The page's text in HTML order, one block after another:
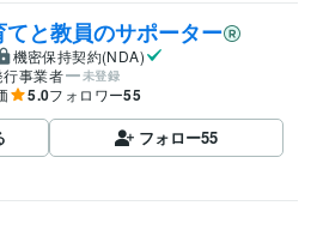
と教員のサポーター
機密保持契約(NDA)
行事業者
未登録
5.0フォロワー55
フォロー55